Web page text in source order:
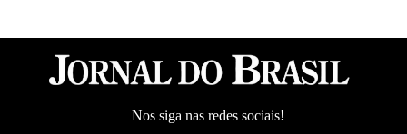
Nos siga nas redes sociais!